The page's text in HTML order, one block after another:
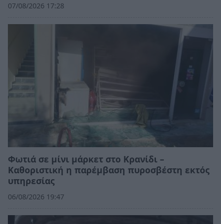
07/08/2026 17:28
Φωτιά σε μίνι μάρκετ στο Κρανίδι –
Καθοριστική η παρέμβαση πυροσβέστη εκτός
υπηρεσίας
06/08/2026 19:47